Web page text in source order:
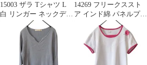
15003 ザラ Tシャツ L
白 リンガー ネックデザ
イン サイケデリック
14269 フリークススト
ア インド綿 パネルプリ
ント マキシスカート 紺